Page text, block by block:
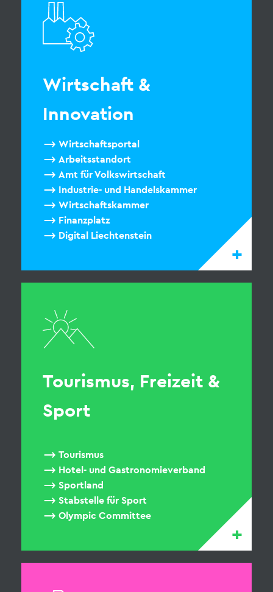
Wirtschaft &
Innovation
Wirtschaftsportal
Arbeitsstandort
Amt für Volkswirtschaft
Industrie- und Handelskammer
Wirtschaftskammer
Finanzplatz
Digital Liechtenstein
+
Tourismus, Freizeit &
Sport
Tourismus
Hotel- und Gastronomieverband
Sportland
Stabstelle für Sport
Olympic Committee
+